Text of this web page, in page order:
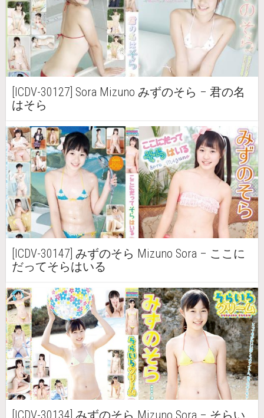
[ICDV-30127] Sora Mizuno みずのそら – 君の名
はそら
[ICDV-30147] みずのそら Mizuno Sora – ここに
だってそらはいる
[ICDV-30134] みずのそら Mizuno Sora – そらい